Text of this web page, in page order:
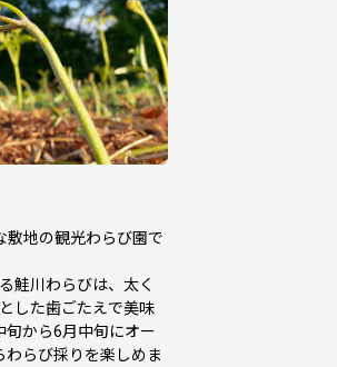
敷地の観光わらび園で
鮭川わらびは、太く
した歯ごたえで美味
旬から6月中旬にオー
わらび採りを楽しめま